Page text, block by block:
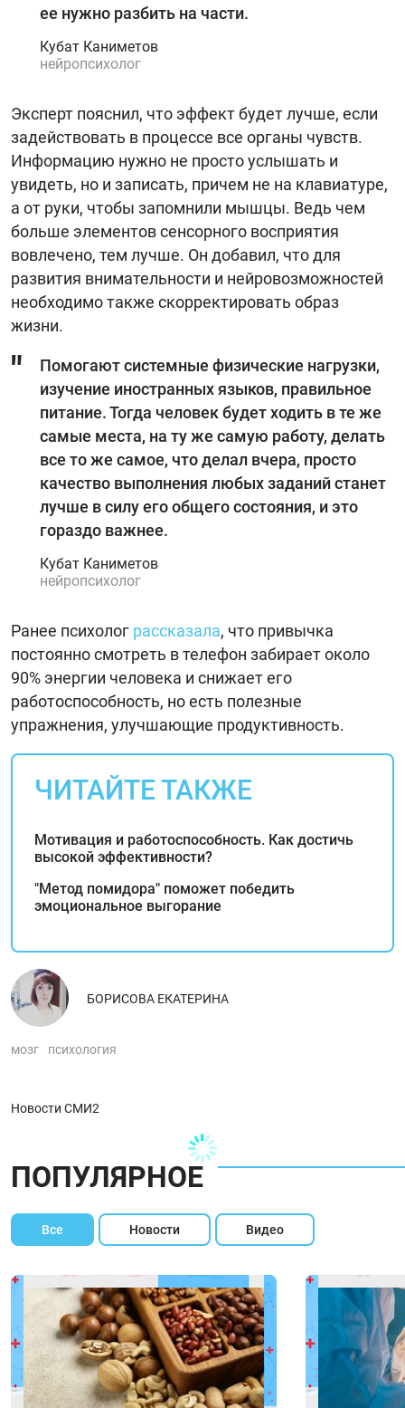
ее нужно разбить на части.
Кубат Каниметов
нейропсихолог
Эксперт пояснил, что эффект будет лучше, если
задействовать в процессе все органы чувств.
Информацию нужно не просто услышать и
увидеть, но и записать, причем не на клавиатуре,
а от руки, чтобы запомнили мышцы. Ведь чем
больше элементов сенсорного восприятия
вовлечено, тем лучше. Он добавил, что для
развития внимательности и нейровозможностей
необходимо также скорректировать образ
жизни.
Помогают системные физические нагрузки,
изучение иностранных языков, правильное
питание. Тогда человек будет ходить в те же
самые места, на ту же самую работу, делать
все то же самое, что делал вчера, просто
качество выполнения любых заданий станет
лучше в силу его общего состояния, и это
гораздо важнее.
Кубат Каниметов
нейропсихолог
Ранее психолог рассказала, что привычка
постоянно смотреть в телефон забирает около
90% энергии человека и снижает его
работоспособность, но есть полезные
упражнения, улучшающие продуктивность.
ЧИТАЙТЕ ТАКЖЕ
Мотивация и работоспособность. Как достичь
высокой эффективности?
"Метод помидора" поможет победить
эмоциональное выгорание
БОРИСОВА ЕКАТЕРИНА
мозг психология
Новости СМИ2
ПОПУЛЯРНОЕ
Все Новости Видео